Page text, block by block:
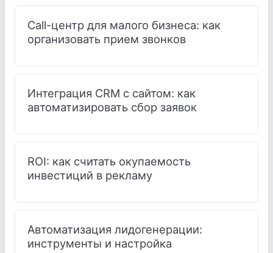
Call-центр для малого бизнеса: как
организовать прием звонков
Интеграция CRM с сайтом: как
автоматизировать сбор заявок
ROI: как считать окупаемость
инвестиций в рекламу
Автоматизация лидогенерации:
инструменты и настройка